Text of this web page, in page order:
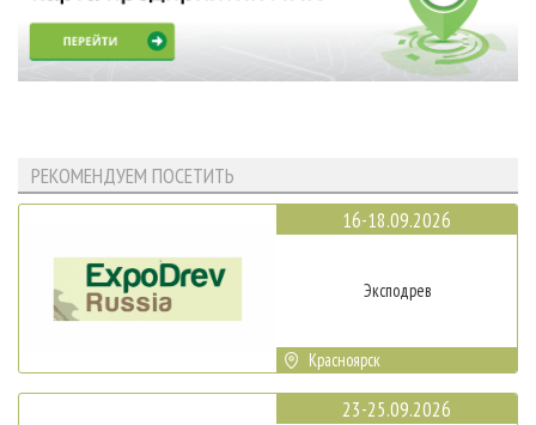
РЕКОМЕНДУЕМ ПОСЕТИТЬ
16-18.09.2026
Эксподрев
Красноярск
23-25.09.2026